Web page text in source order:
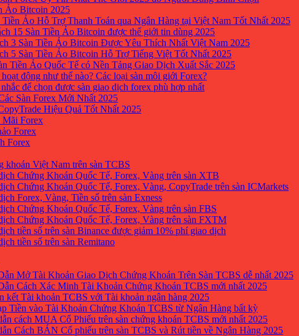
Ảo Bitcoin 2025
Tiền Ảo Hỗ Trợ Thanh Toán qua Ngân Hàng tại Việt Nam Tốt Nhất 2025
15 Sàn Tiền Ảo Bitcoin được thế giới tin dùng 2025
3 Sàn Tiền Ảo Bitcoin Được Yêu Thích Nhất Việt Nam 2025
5 Sàn Tiền Ảo Bitcoin Hỗ Trợ Tiếng Việt Tốt Nhất 2025
Tiền Ảo Quốc Tế có Nền Tảng Giao Dịch Xuất Sắc 2025
động như thế nào? Các loại sàn môi giới Forex?
để chọn được sàn giao dịch forex phù hợp nhất
Sàn Forex Mới Nhất 2025
Hiệu Quả Tốt Nhất 2025
Forex
Forex
Forex
khoán Việt Nam trên sàn TCBS
Chứng Khoán Quốc Tế, Forex, Vàng trên sàn XTB
Chứng Khoán Quốc Tế, Forex, Vàng, CopyTrade trên sàn ICMarkets
Forex, Vàng, Tiền số trên sàn Exness
Chứng Khoán Quốc Tế, Forex, Vàng trên sàn FBS
Chứng Khoán Quốc Tế, Forex, Vàng trên sàn FXTM
tiền số trên sàn Binance được giảm 10% phí giao dịch
tiền số trên sàn Remitano
Mở Tài Khoản Giao Dịch Chứng Khoán Trên Sàn TCBS dễ nhất 2025
Cách Xác Minh Tài Khoản Chứng Khoán TCBS mới nhất 2025
kết Tài khoản TCBS với Tài khoản ngân hàng 2025
Tiền vào Tài Khoản Chứng Khoán TCBS từ Ngân Hàng bất kỳ
cách MUA Cổ Phiếu trên sàn chứng khoán TCBS mới nhất 2025
Cách BÁN Cổ phiếu trên sàn TCBS và Rút tiền về Ngân Hàng 2025